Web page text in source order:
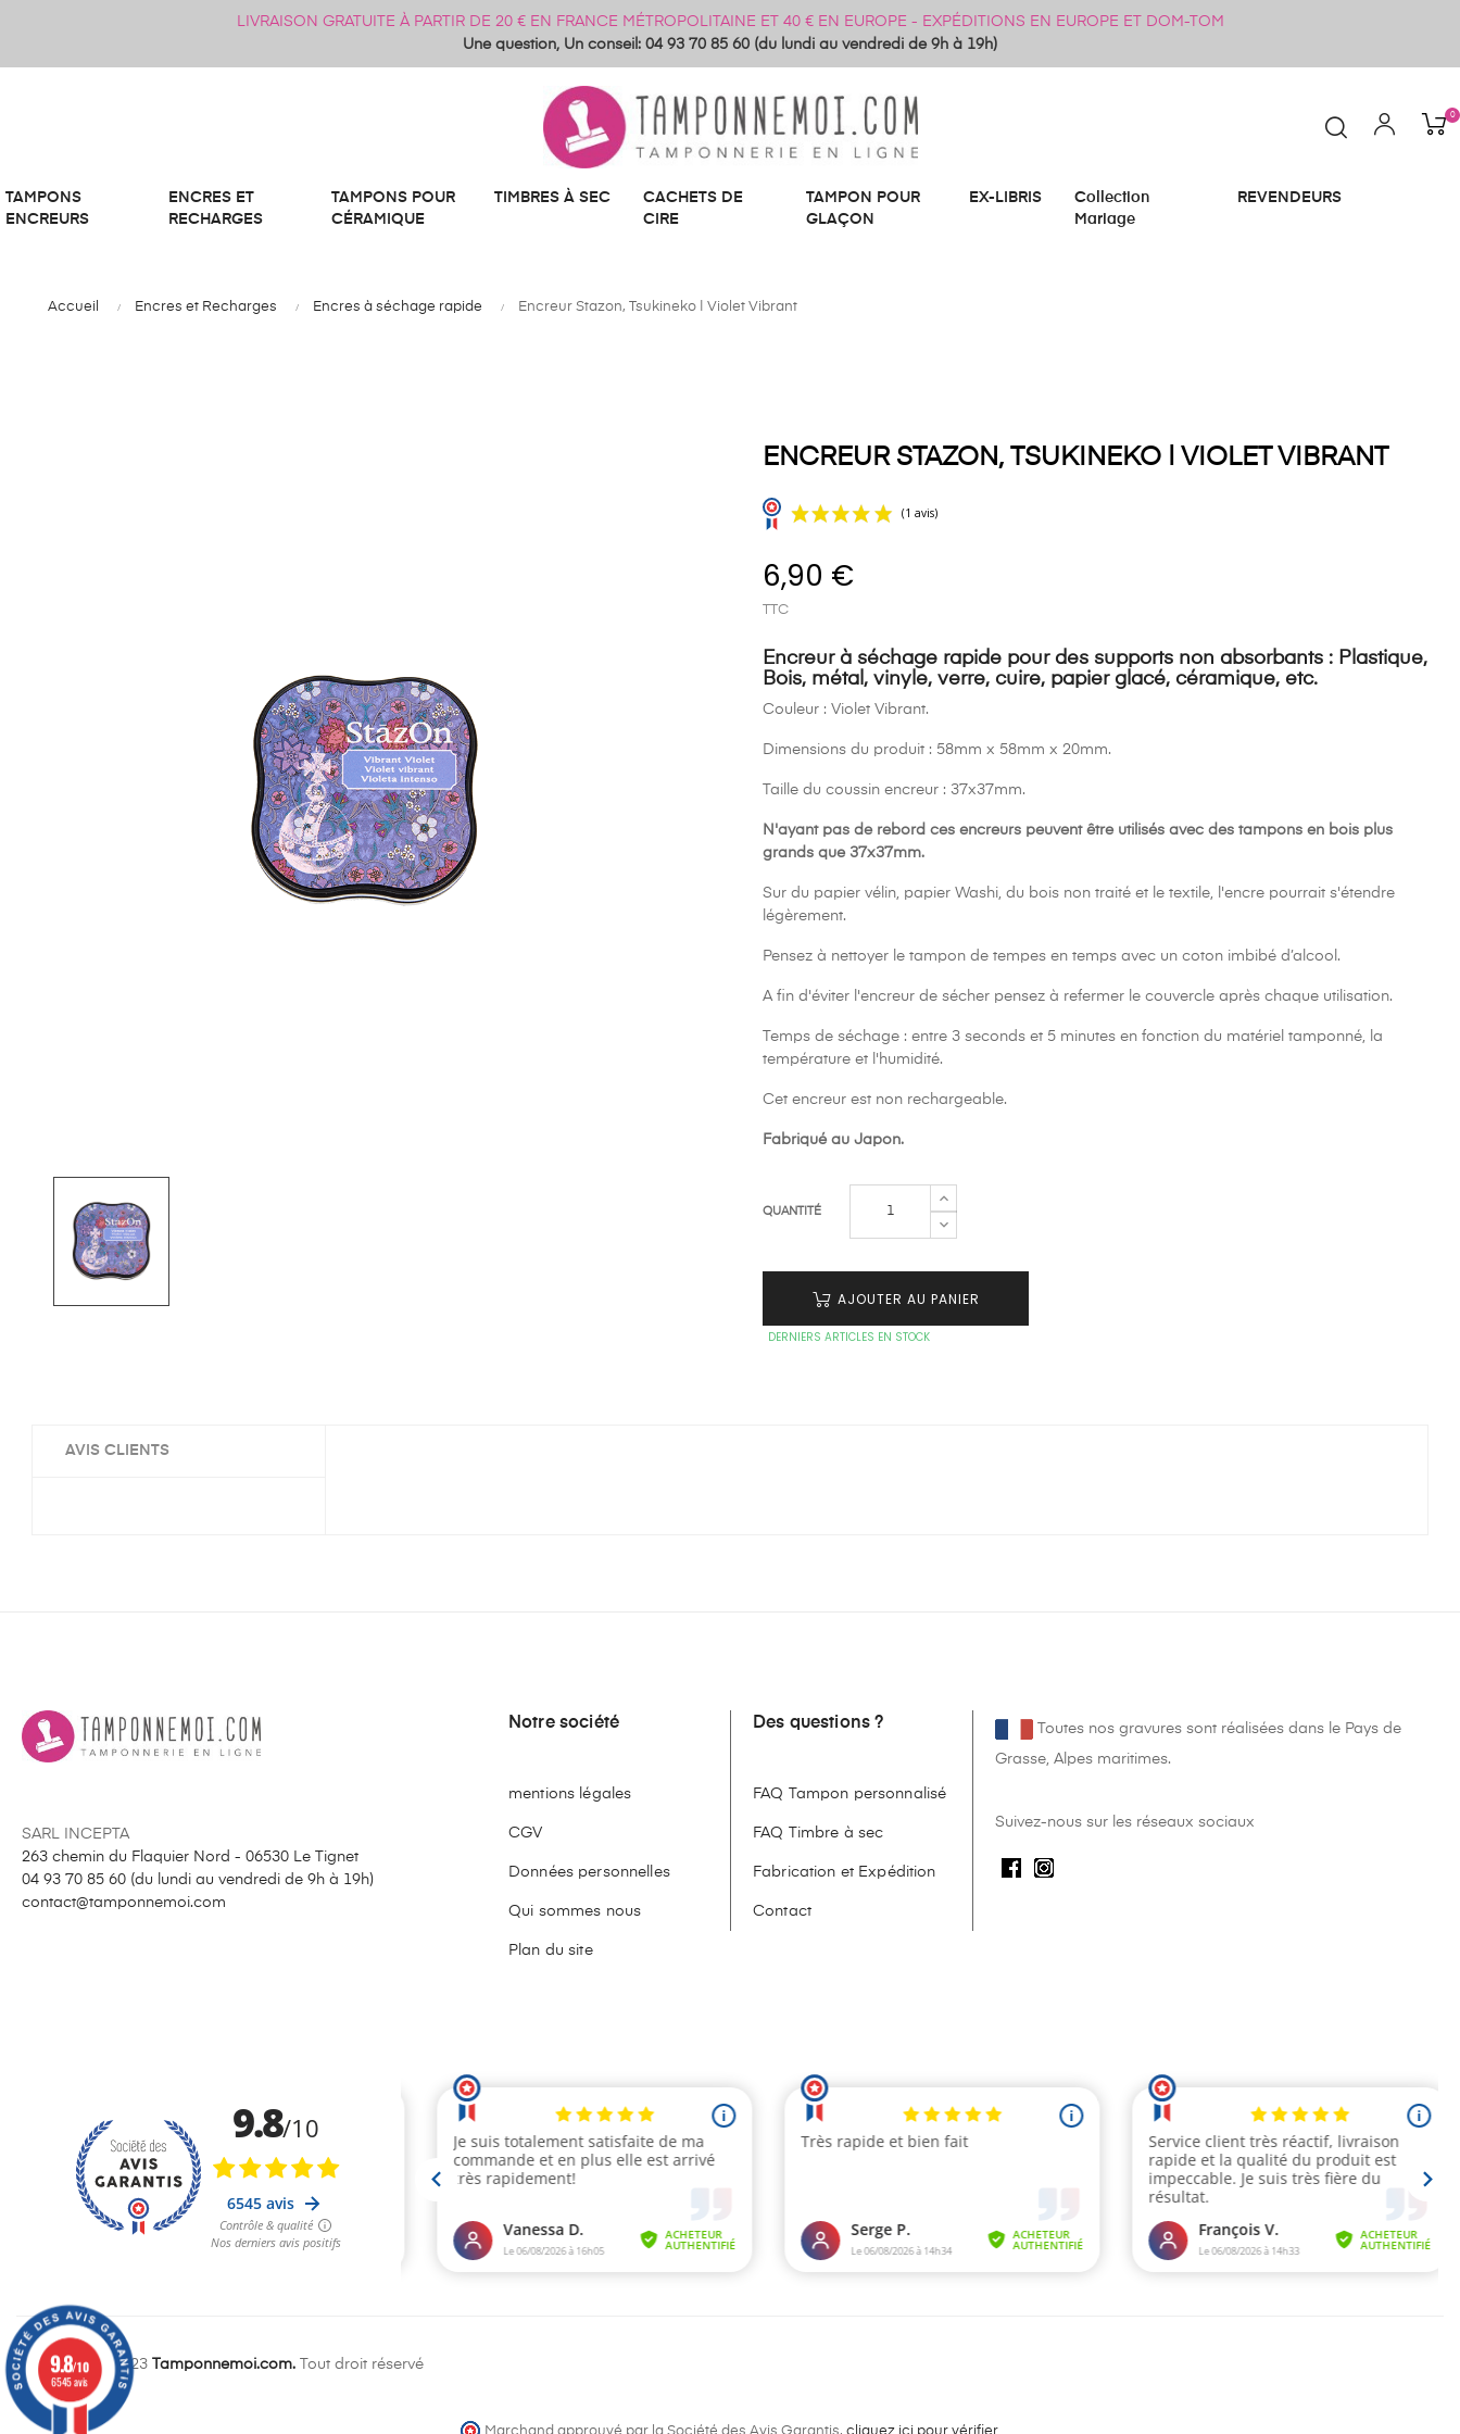
LIVRAISON GRATUITE À PARTIR DE 20 € EN FRANCE MÉTROPOLITAINE ET 40 € EN EUROPE - EXPÉDITIONS EN EUROPE ET DOM-TOM
Une question, Un conseil: 04 93 70 85 60 (du lundi au vendredi de 9h à 19h)
0
TAMPONS
ENCREURS
ENCRES ET
RECHARGES
TAMPONS POUR
CÉRAMIQUE
TIMBRES À SEC
CACHETS DE
CIRE
TAMPON POUR
GLAÇON
EX-LIBRIS
Collection
Mariage
REVENDEURS
Accueil Encres et Recharges Encres à séchage rapide Encreur Stazon, Tsukineko | Violet Vibrant
ENCREUR STAZON, TSUKINEKO | VIOLET VIBRANT
6,90 €
TTC
Encreur à séchage rapide pour des supports non absorbants : Plastique,
Bois, métal, vinyle, verre, cuire, papier glacé, céramique, etc.
Couleur : Violet Vibrant.
Dimensions du produit : 58mm x 58mm x 20mm.
Taille du coussin encreur : 37x37mm.
N'ayant pas de rebord ces encreurs peuvent être utilisés avec des tampons en bois plus
grands que 37x37mm.
Sur du papier vélin, papier Washi, du bois non traité et le textile, l'encre pourrait s'étendre
légèrement.
Pensez à nettoyer le tampon de tempes en temps avec un coton imbibé d’alcool.
A fin d'éviter l'encreur de sécher pensez à refermer le couvercle après chaque utilisation.
Temps de séchage : entre 3 seconds et 5 minutes en fonction du matériel tamponné, la
température et l'humidité.
Cet encreur est non rechargeable.
Fabriqué au Japon.
QUANTITÉ
AJOUTER AU PANIER
DERNIERS ARTICLES EN STOCK
AVIS CLIENTS
SARL INCEPTA
263 chemin du Flaquier Nord - 06530 Le Tignet
04 93 70 85 60 (du lundi au vendredi de 9h à 19h)
contact@tamponnemoi.com
Notre société
mentions légales
CGV
Données personnelles
Qui sommes nous
Plan du site
Des questions ?
FAQ Tampon personnalisé
FAQ Timbre à sec
Fabrication et Expédition
Contact
Toutes nos gravures sont réalisées dans le Pays de
Grasse, Alpes maritimes.
Suivez-nous sur les réseaux sociaux
Copyright © 2023 Tamponnemoi.com. Tout droit réservé
Marchand approuvé par la Société des Avis Garantis, cliquez ici pour vérifier.
9.8/10
6545 avis